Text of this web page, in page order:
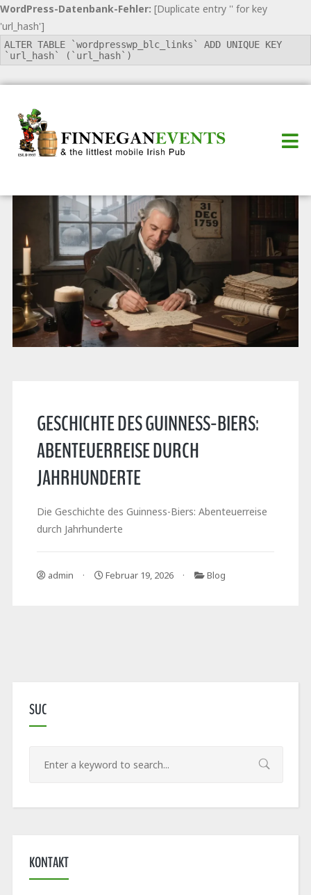
WordPress-Datenbank-Fehler: [Duplicate entry '' for key
'url_hash']
ALTER TABLE `wordpresswp_blc_links` ADD UNIQUE KEY
`url_hash` (`url_hash`)
GESCHICHTE DES GUINNESS-BIERS:
ABENTEUERREISE DURCH
JAHRHUNDERTE
Die Geschichte des Guinness-Biers: Abenteuerreise
durch Jahrhunderte
admin Februar 19, 2026 Blog
SUC
KONTAKT